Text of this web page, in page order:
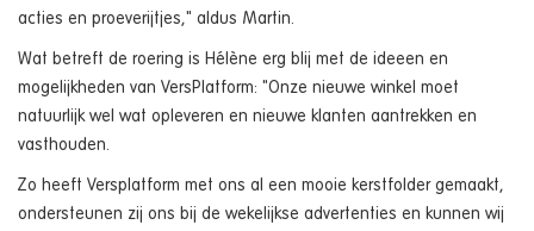
acties en proeverijtjes," aldus Martin.
Wat betreft de roering is Hélène erg blij met de ideeen en
mogelijkheden van VersPlatform: "Onze nieuwe winkel moet
natuurlijk wel wat opleveren en nieuwe klanten aantrekken en
vasthouden.
Zo heeft Versplatform met ons al een mooie kerstfolder gemaakt,
ondersteunen zij ons bij de wekelijkse advertenties en kunnen wij